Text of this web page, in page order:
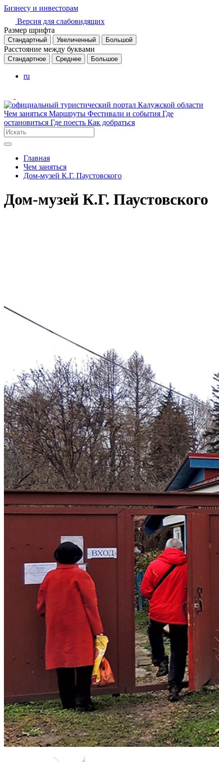
Бизнесу и инвесторам
Версия для слабовидящих
Размер шрифта
Стандартный Увеличенный Большой
Расстояние между буквами
Стандартное Среднее Большое
ru
Чем заняться Маршруты Фестивали и события Где
остановиться Где поесть Как добраться
Главная
Чем заняться
Дом-музей К.Г. Паустовского
Дом-музей К.Г. Паустовского